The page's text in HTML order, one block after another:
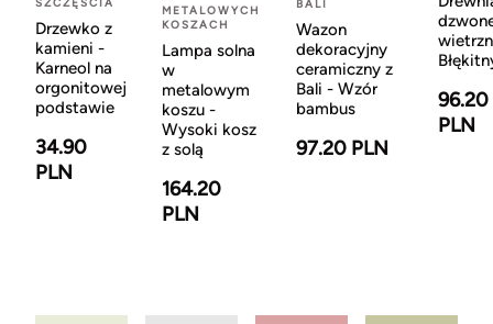
SZCZĘŚCIA
Drzewko z
kamieni -
Karneol na
orgonitowej
podstawie
34.90
PLN
METALOWYCH
KOSZACH
Lampa solna
w
metalowym
koszu -
Wysoki kosz
z solą
164.20
PLN
BALI
Wazon
dekoracyjny
ceramiczny z
Bali - Wzór
bambus
97.20 PLN
96.20
PLN